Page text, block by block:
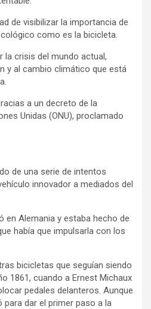
de visibilizar la importancia de
como es la bicicleta.
la crisis del mundo actual,
y al cambio climático que está
a un decreto de la
Unidas (ONU), proclamado
de una serie de intentos
innovador a mediados del
en Alemania y estaba hecho de
había que impulsarla con los
bicicletas que seguían siendo
1861, cuando a Ernest Michaux
pedales delanteros. Aunque
dar el primer paso a la